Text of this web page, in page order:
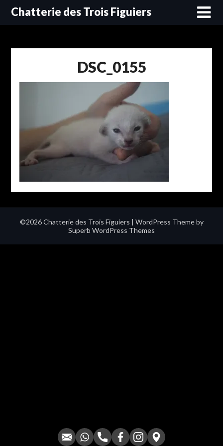
SkipChatterie des Trois Figuiers
DSC_0155
©2026 Chatterie des Trois Figuiers | WordPress Theme by
Superb WordPress Themes